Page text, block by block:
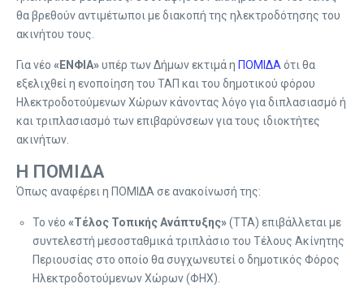
θα βρεθούν αντιμέτωποι με διακοπή της ηλεκτροδότησης του
ακινήτου τους.
Για νέο «ΕΝΦΙΑ»υπέρ των Δήμων εκτιμά η ΠΟΜΙΔΑ ότι θα
εξελιχθεί η ενοποίηση του ΤΑΠ και του δημοτικού φόρου
Ηλεκτροδοτούμενων Χώρων κάνοντας λόγο για διπλασιασμό ή
και τριπλασιασμό των επιβαρύνσεων για τους ιδιοκτήτες
ακινήτων.
Η ΠΟΜΙΔΑ
Όπως αναφέρει η ΠΟΜΙΔΑ σε ανακοίνωσή της:
Το νέο «Τέλος Τοπικής Ανάπτυξης»(ΤΤΑ) επιβάλλεται με
συντελεστή μεσοσταθμικά τριπλάσιο του Τέλους Ακίνητης
Περιουσίας στο οποίο θα συγχωνευτεί ο δημοτικός Φόρος
Ηλεκτροδοτούμενων Χώρων (ΦΗΧ).